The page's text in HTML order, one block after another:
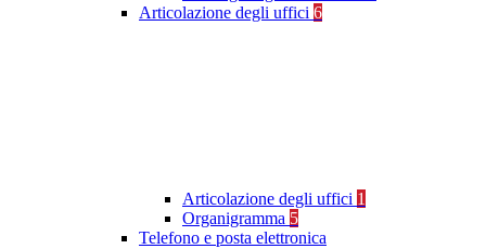
Articolazione degli uffici 6
Articolazione degli uffici 1
Organigramma 5
Telefono e posta elettronica